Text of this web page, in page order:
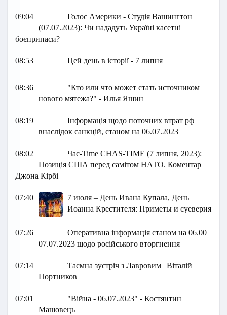
09:04
Голос Америки - Студія Вашингтон
(07.07.2023): Чи нададуть Україні касетні
боєприпаси?
08:53 Цей день в історії - 7 липня
08:36
"Кто или что может стать источником
нового мятежа?" - Илья Яшин
08:19
Інформація щодо поточних втрат рф
внаслідок санкцій, станом на 06.07.2023
08:02
Час-Time CHAS-TIME (7 липня, 2023):
Позиція США перед самітом НАТО. Коментар
Джона Кірбі
07:40
7 июля – День Ивана Купала, День
Иоанна Крестителя: Приметы и суеверия
07:26
Оперативна інформація станом на 06.00
07.07.2023 щодо російського вторгнення
07:14
Таємна зустріч з Лавровим | Віталій
Портников
07:01
"Війна - 06.07.2023" - Костянтин
Машовець